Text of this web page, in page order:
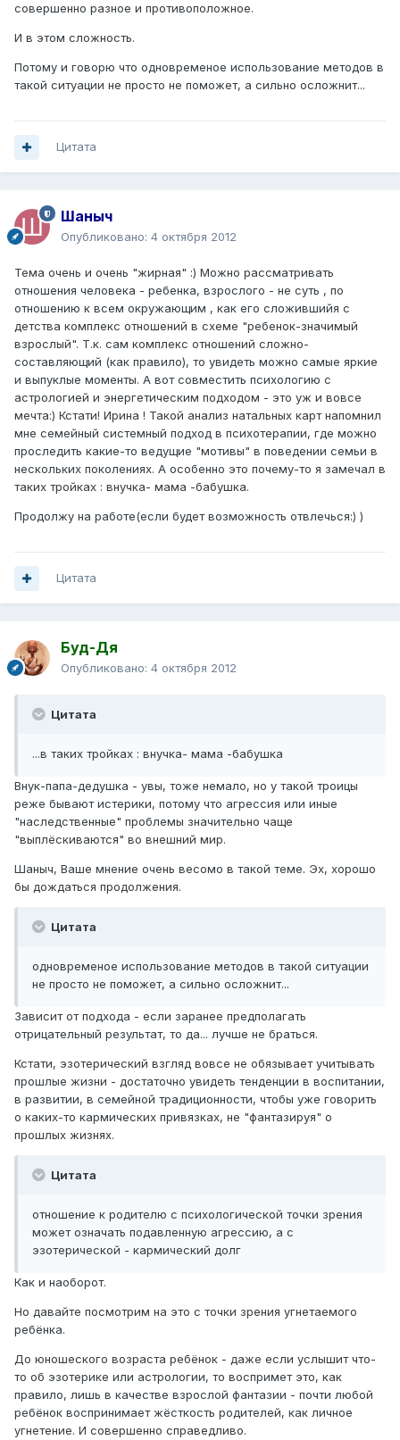
совершенно разное и противоположное.
И в этом сложность.
Потому и говорю что одновременое использование методов в
такой ситуации не просто не поможет, а сильно осложнит...
Цитата
Шаныч
Опубликовано: 4 октября 2012
Тема очень и очень "жирная" :) Можно рассматривать
отношения человека - ребенка, взрослого - не суть , по
отношению к всем окружающим , как его сложившийя с
детства комплекс отношений в схеме "ребенок-значимый
взрослый". Т.к. сам комплекс отношений сложно-
составляющий (как правило), то увидеть можно самые яркие
и выпуклые моменты. А вот совместить психологию с
астрологией и энергетическим подходом - это уж и вовсе
мечта:) Кстати! Ирина ! Такой анализ натальных карт напомнил
мне семейный системный подход в психотерапии, где можно
проследить какие-то ведущие "мотивы" в поведении семьи в
нескольких поколениях. А особенно это почему-то я замечал в
таких тройках : внучка- мама -бабушка.
Продолжу на работе(если будет возможность отвлечься:) )
Цитата
Буд-Дя
Опубликовано: 4 октября 2012
Цитата
...в таких тройках : внучка- мама -бабушка
Внук-папа-дедушка - увы, тоже немало, но у такой троицы
реже бывают истерики, потому что агрессия или иные
"наследственные" проблемы значительно чаще
"выплёскиваются" во внешний мир.
Шаныч, Ваше мнение очень весомо в такой теме. Эх, хорошо
бы дождаться продолжения.
Цитата
одновременое использование методов в такой ситуации
не просто не поможет, а сильно осложнит...
Зависит от подхода - если заранее предполагать
отрицательный результат, то да... лучше не браться.
Кстати, эзотерический взгляд вовсе не обязывает учитывать
прошлые жизни - достаточно увидеть тенденции в воспитании,
в развитии, в семейной традиционности, чтобы уже говорить
о каких-то кармических привязках, не "фантазируя" о
прошлых жизнях.
Цитата
отношение к родителю с психологической точки зрения
может означать подавленную агрессию, а с
эзотерической - кармический долг
Как и наоборот.
Но давайте посмотрим на это с точки зрения угнетаемого
ребёнка.
До юношеского возраста ребёнок - даже если услышит что-
то об эзотерике или астрологии, то воспримет это, как
правило, лишь в качестве взрослой фантазии - почти любой
ребёнок воспринимает жёсткость родителей, как личное
угнетение. И совершенно справедливо.